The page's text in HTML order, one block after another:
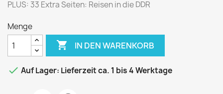
PLUS: 33 Extra Seiten: Reisen in die DDR
Menge
 IN DEN WARENKORB
 Auf Lager: Lieferzeit ca. 1 bis 4 Werktage